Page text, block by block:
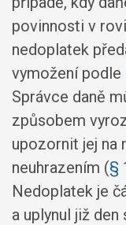
povinnosti v
nedoplatek
vymožení podle
Správce daně
způsobem
upozornit jej na
neuhrazením (§
Nedoplatek je
a uplynul již